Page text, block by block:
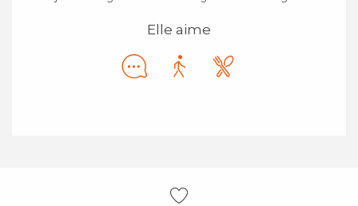
Elle aime